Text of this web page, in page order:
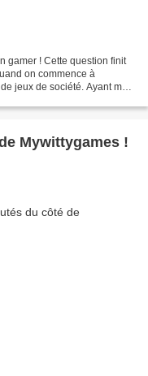
gamer ! Cette question finit
on commence à
jeux de société. Ayant moi-
Mywittygames !